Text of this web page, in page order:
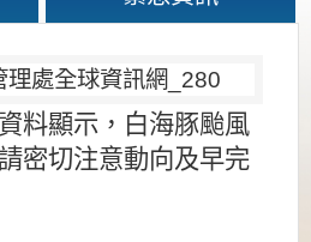
料顯示，白海豚颱風
密切注意動向及早完